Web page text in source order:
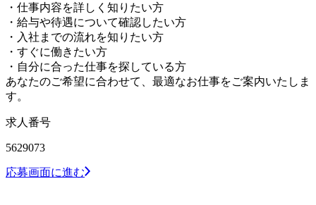
・仕事内容を詳しく知りたい方
・給与や待遇について確認したい方
・入社までの流れを知りたい方
・すぐに働きたい方
・自分に合った仕事を探している方
あなたのご希望に合わせて、最適なお仕事をご案内いたしま
す。
求人番号
5629073
応募画面に進む